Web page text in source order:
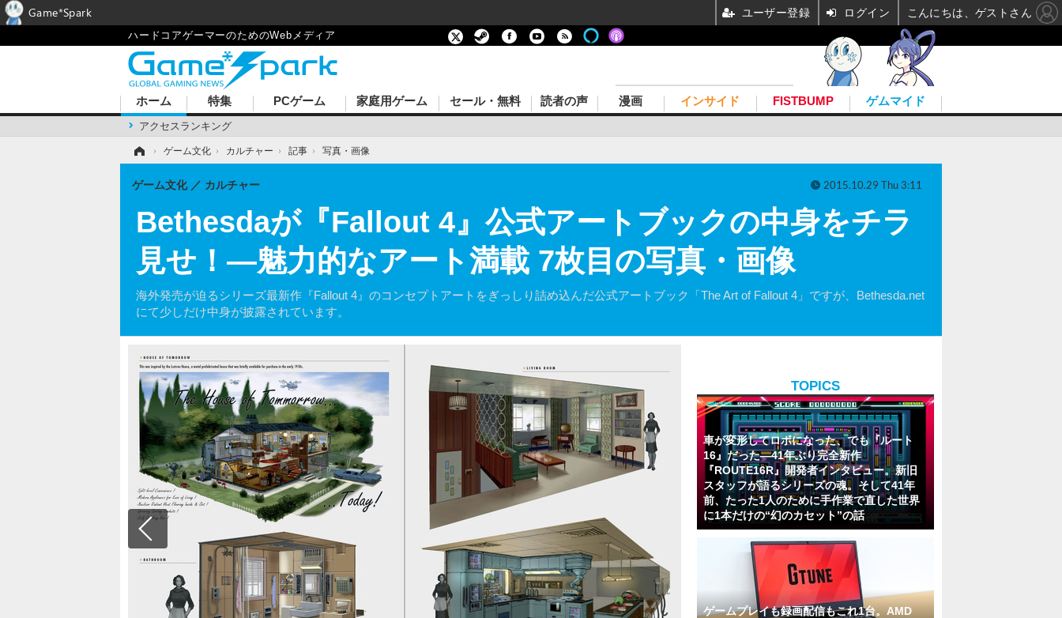
ハードコアゲーマーのためのWebメディア
ホーム
アクセスランキング
特集 PCゲーム 家庭用ゲーム セール・無料 読者の声 漫画 インサイド FISTBUMP ゲムマイド
› ゲーム文化 › カルチャー › 記事 › 写真・画像
Bethesdaが『Fallout 4』公式アートブックの中身をチラ
見せ！―魅力的なアート満載 7枚目の写真・画像
海外発売が迫るシリーズ最新作『Fallout 4』のコンセプトアートをぎっしり詰め込んだ公式アートブック「The Art of Fallout 4」ですが、Bethesda.net
にて少しだけ中身が披露されています。
ゲーム文化 カルチャー 2015.10.29 Thu 3:11
TOPICS
車が変形してロボになった、でも『ルート
16』だった―41年ぶり完全新作
『ROUTE16R』開発者インタビュー。新旧
スタッフが語るシリーズの魂。そして41年
前、たった1人のために手作業で直した世界
に1本だけの“幻のカセット”の話
ゲームプレイも録画配信もこれ1台。AMD
Game*Spark ユーザー登録 ログイン こんにちは、ゲストさん